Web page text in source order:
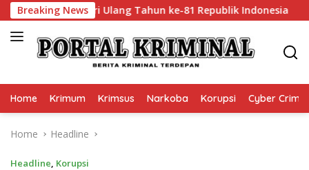
Skip
to
content
Breaking News
Hari Ulang Tahun ke-81 Republik Indonesia Dit
Home Krimum Krimsus Narkoba Korupsi Cyber Crime
Home Headline
Headline, Korupsi